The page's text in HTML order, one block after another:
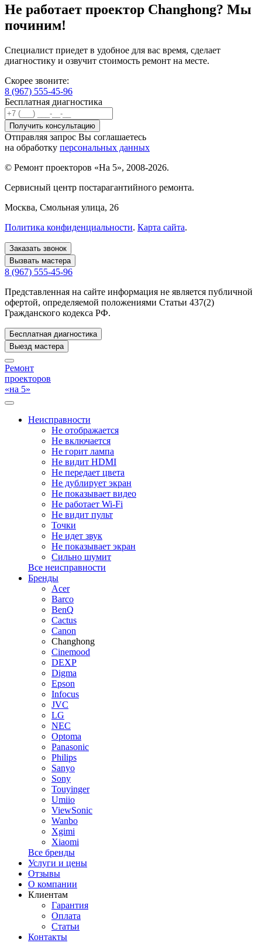
Не работает проектор Changhong? Мы
починим!
Специалист приедет в удобное для вас время, сделает
диагностику и озвучит стоимость ремонт на месте.
Скорее звоните:
8 (967) 555-45-96
Бесплатная диагностика
Отправляя запрос Вы соглашаетесь
на обработку персональных данных
© Ремонт проекторов «На 5», 2008-2026.
Сервисный центр постарагантийного ремонта.
Москва, Смольная улица, 26
Политика конфиденциальности. Карта сайта.
Заказать звонок
Вызвать мастера
8 (967) 555-45-96
Представленная на сайте информация не является публичной
офертой, определяемой положениями Статьи 437(2)
Гражданского кодекса РФ.
Бесплатная диагностика
Выезд мастера
Ремонт
проекторов
«на 5»
Неисправности
Не отображается
Не включается
Не горит лампа
Не видит HDMI
Не передает цвета
Не дублирует экран
Не показывает видео
Не работает Wi-Fi
Не видит пульт
Точки
Не идет звук
Не показывает экран
Сильно шумит
Все неисправности
Бренды
Acer
Barco
BenQ
Cactus
Canon
Changhong
Cinemood
DEXP
Digma
Epson
Infocus
JVC
LG
NEC
Optoma
Panasonic
Philips
Sanyo
Sony
Touyinger
Umiio
ViewSonic
Wanbo
Xgimi
Xiaomi
Все бренды
Услуги и цены
Отзывы
О компании
Клиентам
Гарантия
Оплата
Статьи
Контакты